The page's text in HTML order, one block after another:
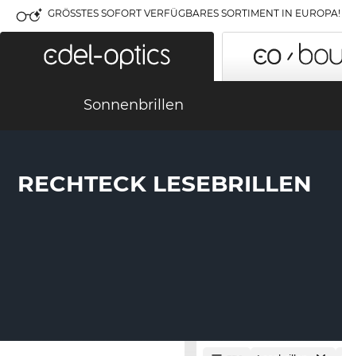
GRÖSSTES SOFORT VERFÜGBARES SORTIMENT IN EUROPA!
Sonnenbrillen
RECHTECK LESEBRILLEN